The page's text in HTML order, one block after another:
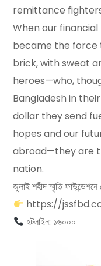
remittance
When our
became the
brick, with sweat
heroes—who,
Bangladesh in
dollar they send
hopes and our
abroad—they are
nation.
জুলাই শহীদ স্মৃতি
https://
হটলাইন: ১৬০০০